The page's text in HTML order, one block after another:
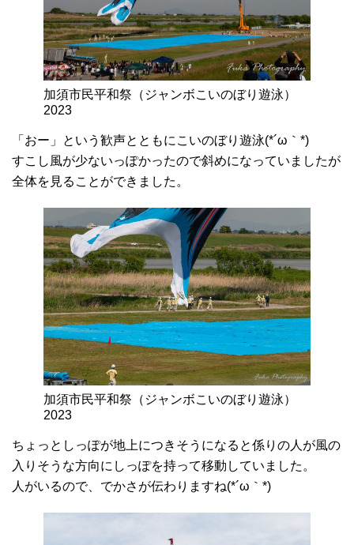
加須市民平和祭（ジャンボこいのぼり遊泳）
2023
「おー」という歓声とともにこいのぼり遊泳(*´ω｀*)
すこし風が少ないっぽかったので斜めになっていましたが
全体を見ることができました。
加須市民平和祭（ジャンボこいのぼり遊泳）
2023
ちょっとしっぽが地上につきそうになると係りの人が風の
入りそうな方向にしっぽを持って移動していました。
人がいるので、でかさが伝わりますね(*´ω｀*)